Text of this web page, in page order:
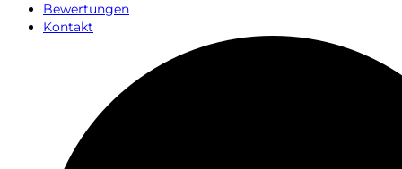
Bewertungen
Kontakt